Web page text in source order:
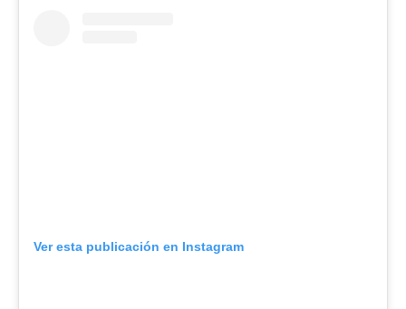
Ver esta publicación en Instagram